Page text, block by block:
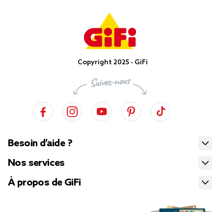
Copyright 2025 - GiFi
Besoin d’aide ?
Nos services
À propos de GiFi